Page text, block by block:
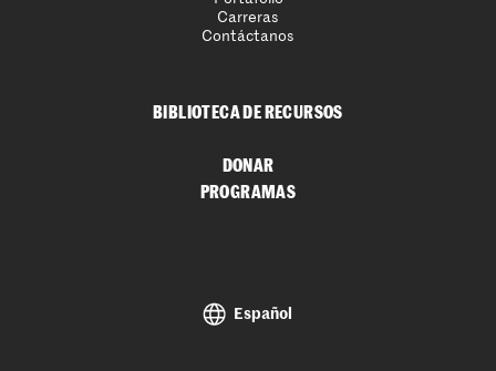
Carreras
Contáctanos
BIBLIOTECA DE RECURSOS
DONAR
PROGRAMAS
Español